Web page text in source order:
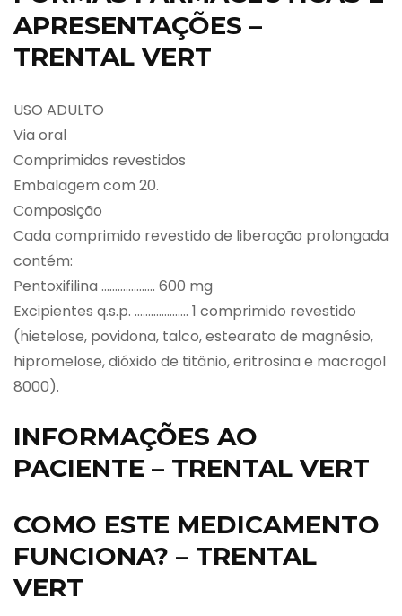
APRESENTAÇÕES –
TRENTAL VERT
USO ADULTO
Via oral
Comprimidos revestidos
Embalagem com 20.
Composição
Cada comprimido revestido de liberação prolongada
contém:
Pentoxifilina ……………….. 600 mg
Excipientes q.s.p. ……………….. 1 comprimido revestido
(hietelose, povidona, talco, estearato de magnésio,
hipromelose, dióxido de titânio, eritrosina e macrogol
8000).
INFORMAÇÕES AO
PACIENTE – TRENTAL VERT
COMO ESTE MEDICAMENTO
FUNCIONA? – TRENTAL
VERT